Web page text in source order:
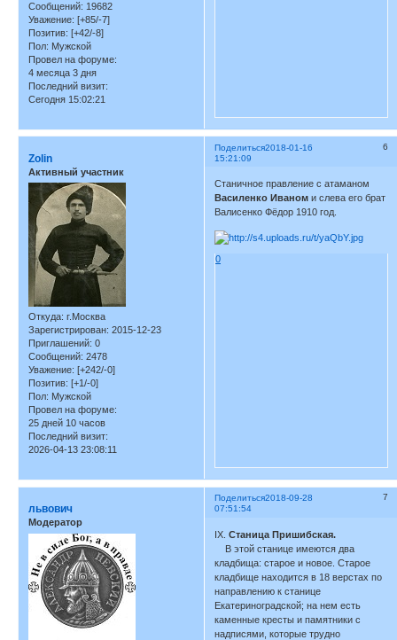
Сообщений: 19682
Уважение: [+85/-7]
Позитив: [+42/-8]
Пол: Мужской
Провел на форуме:
4 месяца 3 дня
Последний визит:
Сегодня 15:02:21
Поделиться 6
2018-01-16
15:21:09
Zolin
Активный участник
Откуда: г.Москва
Зарегистрирован: 2015-12-23
Приглашений: 0
Сообщений: 2478
Уважение: [+242/-0]
Позитив: [+1/-0]
Пол: Мужской
Провел на форуме:
25 дней 10 часов
Последний визит:
2026-04-13 23:08:11
Станичное правление с атаманом
Василенко Иваном и слева его брат
Валисенко Фёдор 1910 год.
0
Поделиться 7
2018-09-28
07:51:54
львович
Модератор
IX. Станица Пришибская.
В этой станице имеются два
кладбища: старое и новое. Старое
кладбище находится в 18 верстах по
направлению к станице
Екатериноградской; на нем есть
каменные кресты и памятники с
надписями, которые трудно